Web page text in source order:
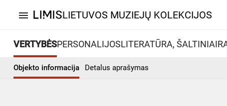
menu LIETUVOS MUZIEJŲ KOLEKCIJOS
VERTYBĖSPERSONALIJOSLITERATŪRA, ŠALTINIAI
Objekto informacija Detalus aprašymas